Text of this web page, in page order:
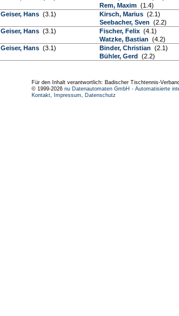
Rem, Maxim (1.4)
Geiser, Hans (3.1) Kirsch, Marius (2.1)
Seebacher, Sven (2.2)
Geiser, Hans (3.1) Fischer, Felix (4.1)
Watzke, Bastian (4.2)
Geiser, Hans (3.1) Binder, Christian (2.1)
Bühler, Gerd (2.2)
Für den Inhalt verantwortlich: Badischer Tischtennis-
© 1999-2026 nu Datenautomaten GmbH - Automatisierte
Kontakt, Impressum, Datenschutz